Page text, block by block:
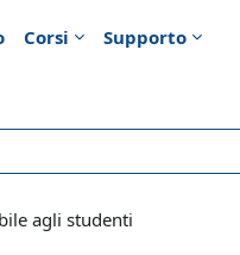
Corsi Supporto
agli studenti